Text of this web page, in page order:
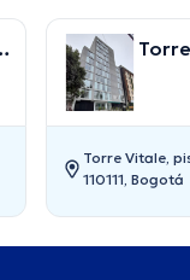
Torre Vitale,
110111, Bogotá